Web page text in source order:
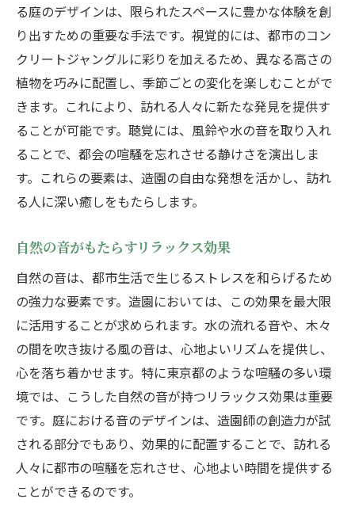
る庭のデザインは、限られたスペースに豊かな体験を創
り出すための重要な手法です。視覚的には、都市のコン
クリートジャングルに彩りを加えるため、異なる高さの
植物を巧みに配置し、季節ごとの変化を楽しむことがで
きます。これにより、訪れる人々に新たな発見を提供す
ることが可能です。聴覚には、風鈴や水の音を取り入れ
ることで、都会の喧騒を忘れさせる静けさを演出しま
す。これらの要素は、造園の自由な発想を活かし、訪れ
る人に深い癒しをもたらします。
自然の音がもたらすリラックス効果
自然の音は、都市生活で生じるストレスを和らげるため
の強力な要素です。造園においては、この効果を最大限
に活用することが求められます。水の流れる音や、木々
の間を吹き抜ける風の音は、心地よいリズムを提供し、
心を落ち着かせます。特に東京都のような喧騒の多い環
境では、こうした自然の音が持つリラックス効果は重要
です。庭における音のデザインは、造園師の創造力が試
される部分でもあり、効果的に配置することで、訪れる
人々に都市の喧騒を忘れさせ、心地よい時間を提供する
ことができるのです。